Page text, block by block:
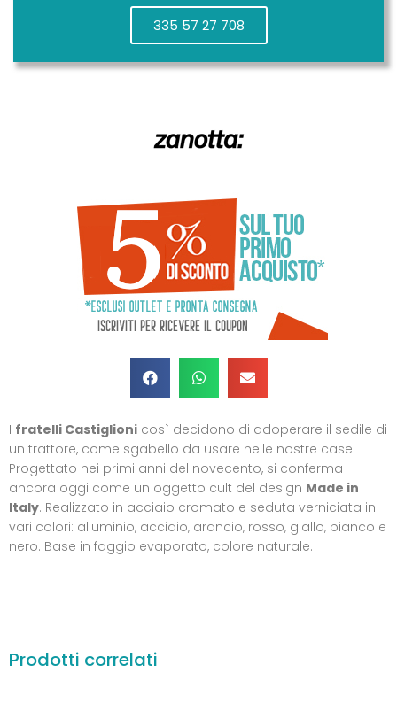
335 57 27 708
I fratelli Castiglioni così decidono di adoperare il sedile di
un trattore, come sgabello da usare nelle nostre case.
Progettato nei primi anni del novecento, si conferma
ancora oggi come un oggetto cult del design Made in
Italy. Realizzato in acciaio cromato e seduta verniciata in
vari colori: alluminio, acciaio, arancio, rosso, giallo, bianco e
nero. Base in faggio evaporato, colore naturale.
Prodotti correlati